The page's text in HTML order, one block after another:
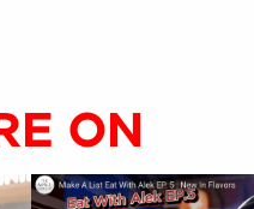
ON